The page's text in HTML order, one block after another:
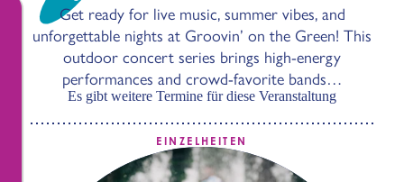
Get ready for live music, summer vibes, and
unforgettable nights at Groovin’ on the Green! This
outdoor concert series brings high-energy
performances and crowd-favorite bands…
Es gibt weitere Termine für diese Veranstaltung
EINZELHEITEN